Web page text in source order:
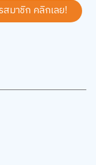
สมาชิก คลิกเลย!